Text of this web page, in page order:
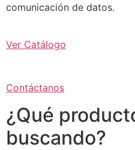
comunicación de datos.
Ver Catálogo
Contáctanos
¿Qué
buscando?